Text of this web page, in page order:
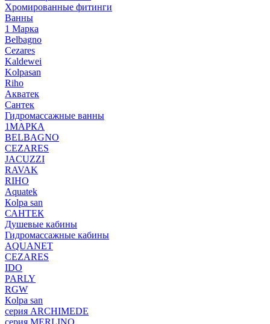
Хромированные фитинги
Ванны
1 Марка
Belbagno
Cezares
Kaldewei
Kolpasan
Riho
Акватек
Сантек
Гидромассажные ванны
1МАРКА
BELBAGNO
CEZARES
JACUZZI
RAVAK
RIHO
Аquatek
Кolpa san
САНТЕК
Душевые кабины
Гидромассажные кабины
AQUANET
CEZARES
IDO
PARLY
RGW
Кolpa san
серия ARCHIMEDE
серия MERLINO